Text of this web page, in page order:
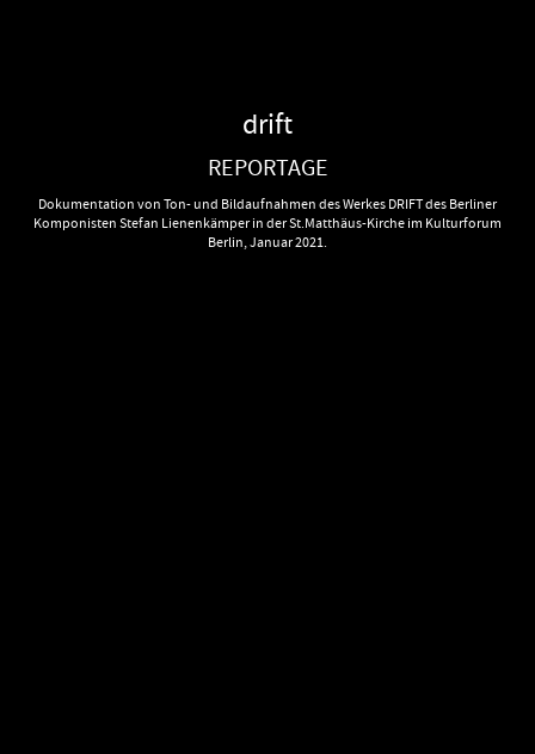
drift
REPORTAGE
Dokumentation von Ton- und Bildaufnahmen des Werkes DRIFT des Berliner
Komponisten Stefan Lienenkämper in der St.Matthäus-Kirche im Kulturforum
Berlin, Januar 2021.